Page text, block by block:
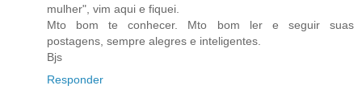
mulher", vim aqui e fiquei.
Mto bom te conhecer. Mto bom ler e seguir suas
postagens, sempre alegres e inteligentes.
Bjs
Responder